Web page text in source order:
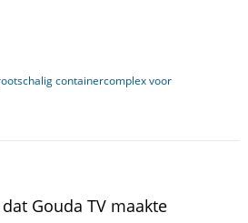
containercomplex voor
Gouda TV maakte